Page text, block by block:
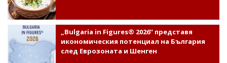
„Bulgaria in Figures® 2026“ представя
икономическия потенциал на България
след Еврозоната и Шенген